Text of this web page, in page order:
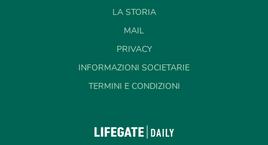
LA STORIA
MAIL
PRIVACY
INFORMAZIONI SOCIETARIE
TERMINI E CONDIZIONI